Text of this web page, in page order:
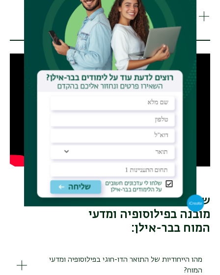
איך יוצרים איתנו קשר?
שאלות ותשובות בנושא תואר ראשון
מובנה בפילוסופיה ומדעי
המוח בבר-אילן:
מהו הייחודיות של התואר הדו-חוגי בפילוסופיה ומדעי
המוח?